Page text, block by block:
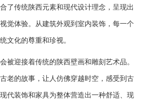
了传统陕西元素和现代设计理念，呈现出
觉体验。从建筑外观到室内装饰，每一个
文化的尊重和珍视。
被迎接着传统的陕西壁画和雕刻艺术品。
老的故事，让人仿佛穿越时空，感受到古
代装饰和家具为整体营造出一种舒适、现